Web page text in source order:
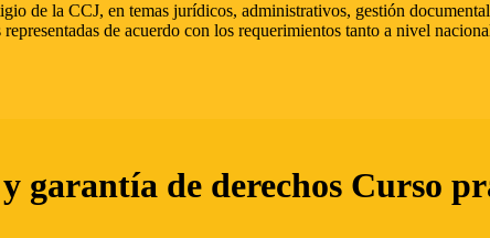
de la CCJ, en temas jurídicos, administrativos, gestión
de acuerdo con los requerimientos tanto a nivel
garantía de derechos Curso